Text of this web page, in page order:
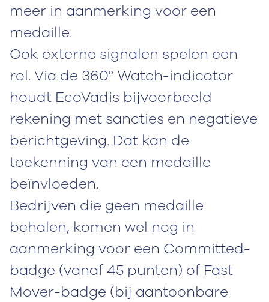
meer in aanmerking voor een
medaille.
Ook externe signalen spelen een
rol. Via de 360° Watch-indicator
houdt EcoVadis bijvoorbeeld
rekening met sancties en negatieve
berichtgeving. Dat kan de
toekenning van een medaille
beïnvloeden.
Bedrijven die geen medaille
behalen, komen wel nog in
aanmerking voor een Committed-
badge (vanaf 45 punten) of Fast
Mover-badge (bij aantoonbare